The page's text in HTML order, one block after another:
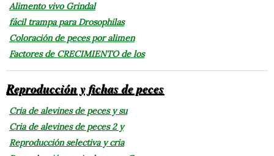
Alimento vivo Grindal
fácil trampa para Drosophilas
Coloración de peces por alimen
Factores de CRECIMIENTO de los
Reproducción y fichas de peces
Cria de alevines de peces y su
Cria de alevines de peces 2 y
Reproducción selectiva y cria